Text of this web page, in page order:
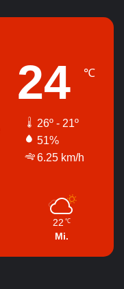
24 ℃
26º - 21º
51%
6.25 km/h
22 ℃
Mi.